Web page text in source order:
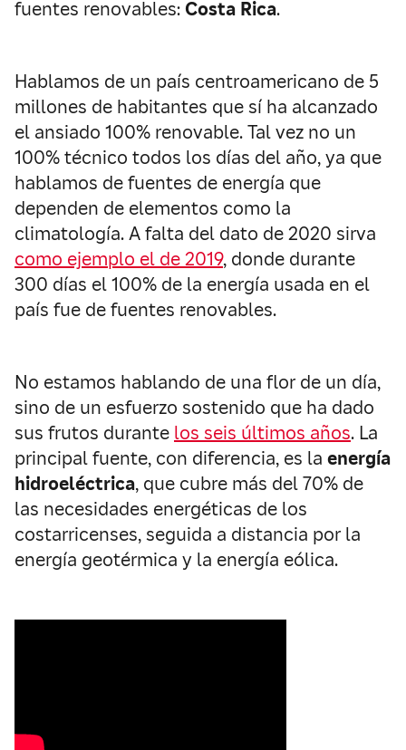
fuentes renovables:Costa Rica.
Hablamos de un país centroamericano de 5
millones de habitantes que sí ha alcanzado
el ansiado 100% renovable. Tal vez no un
100% técnico todos los días del año, ya que
hablamos de fuentes de energía que
dependen de elementos como la
climatología. A falta del dato de 2020 sirva
como ejemplo el de 2019, donde durante
300 días el 100% de la energía usada en el
país fue de fuentes renovables.
No estamos hablando de una flor de un día,
sino de un esfuerzo sostenido que ha dado
sus frutos durante los seis últimos años. La
principal fuente, con diferencia, es la energía
hidroeléctrica, que cubre más del 70% de
las necesidades energéticas de los
costarricenses, seguida a distancia por la
energía geotérmica y la energía eólica.